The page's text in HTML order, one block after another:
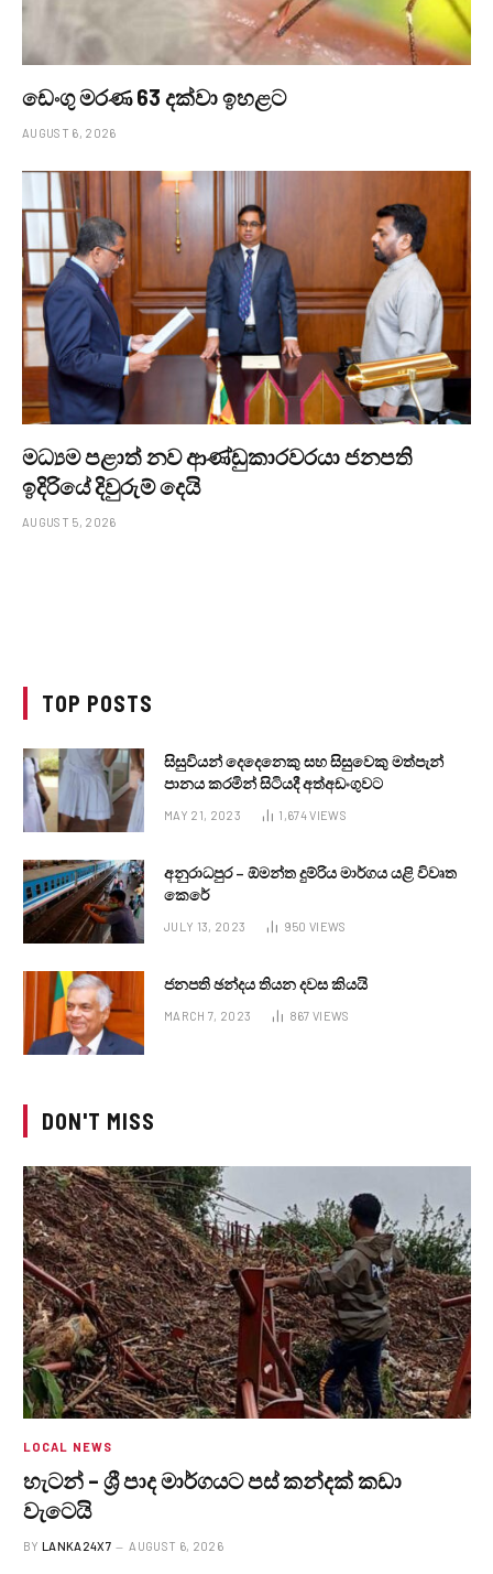
ඩෙංගු මරණ 63 දක්වා ඉහළට
AUGUST 6, 2026
මධ්‍යම පළාත් නව ආණ්ඩුකාරවරයා ජනපති
ඉදිරියේ දිවුරුම් දෙයි
AUGUST 5, 2026
TOP POSTS
සිසුවියන් දෙදෙනෙකු සහ සිසුවෙකු මත්පැන්
පානය කරමින් සිටියදී අත්අඩංගුවට
MAY 21, 2023 1,674VIEWS
අනුරාධපුර – ඕමන්ත දුම්රිය මාර්ගය යළි විවෘත
කෙරේ
JULY 13, 2023 950 VIEWS
ජනපති ඡන්දය තියන දවස කියයි
MARCH 7, 2023 867 VIEWS
DON'T MISS
LOCAL NEWS
හැටන් – ශ්‍රී පාද මාර්ගයට පස් කන්දක් කඩා
වැටෙයි
BY LANKA24X7 AUGUST 6, 2026